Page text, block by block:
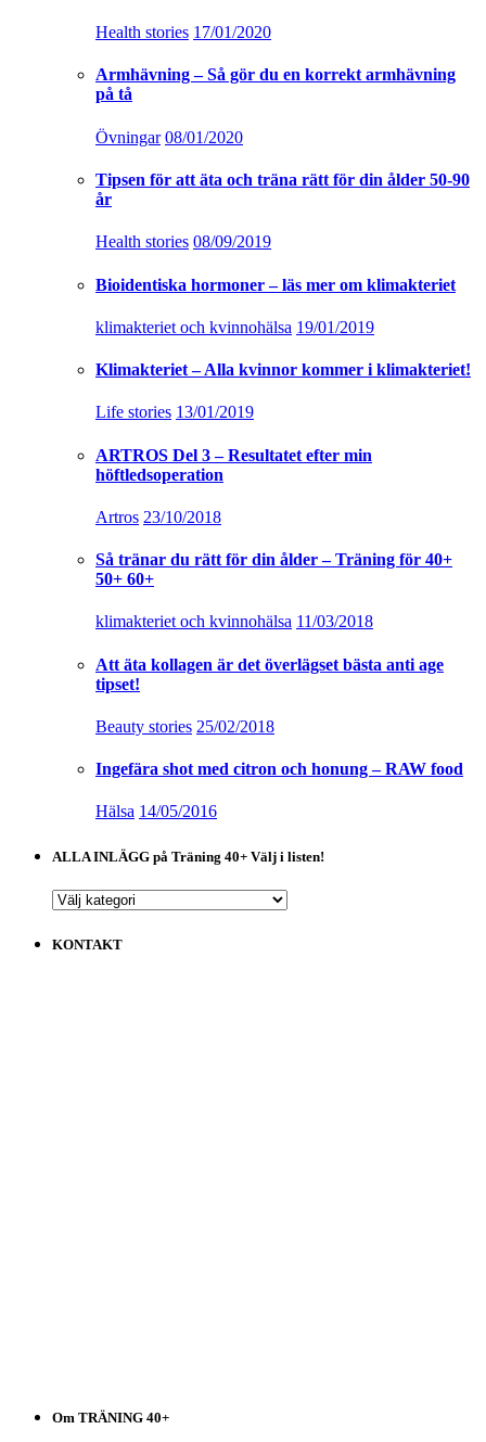
Health stories 17/01/2020
Armhävning – Så gör du en korrekt armhävning
på tå
Övningar 08/01/2020
Tipsen för att äta och träna rätt för din ålder 50-90
år
Health stories 08/09/2019
Bioidentiska hormoner – läs mer om klimakteriet
klimakteriet och kvinnohälsa 19/01/2019
Klimakteriet – Alla kvinnor kommer i klimakteriet!
Life stories 13/01/2019
ARTROS Del 3 – Resultatet efter min
höftledsoperation
Artros 23/10/2018
Så tränar du rätt för din ålder – Träning för 40+
50+ 60+
klimakteriet och kvinnohälsa 11/03/2018
Att äta kollagen är det överlägset bästa anti age
tipset!
Beauty stories 25/02/2018
Ingefära shot med citron och honung – RAW food
Hälsa 14/05/2016
ALLA INLÄGG på Träning 40+ Välj i listen!
ALLA
på
KONTAKT
Om TRÄNING 40+